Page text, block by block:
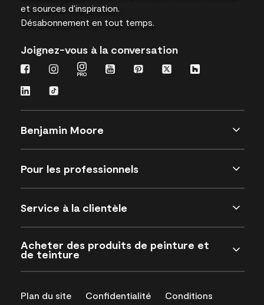
et sources d’inspiration.
Désabonnement en tout temps.
Joignez-vous à la conversation
Benjamin Moore
Pour les professionnels
Service à la clientèle
Acheter des produits de peinture et
de teinture
Plan du site Confidentialité
Conditions